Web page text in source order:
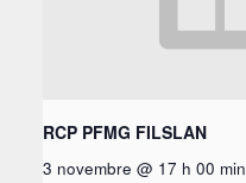
RCP PFMG FILSLAN
3 novembre @ 17 h 00 min